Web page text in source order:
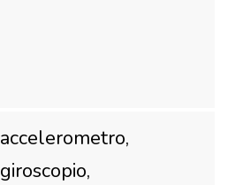
accelerometro,
giroscopio,